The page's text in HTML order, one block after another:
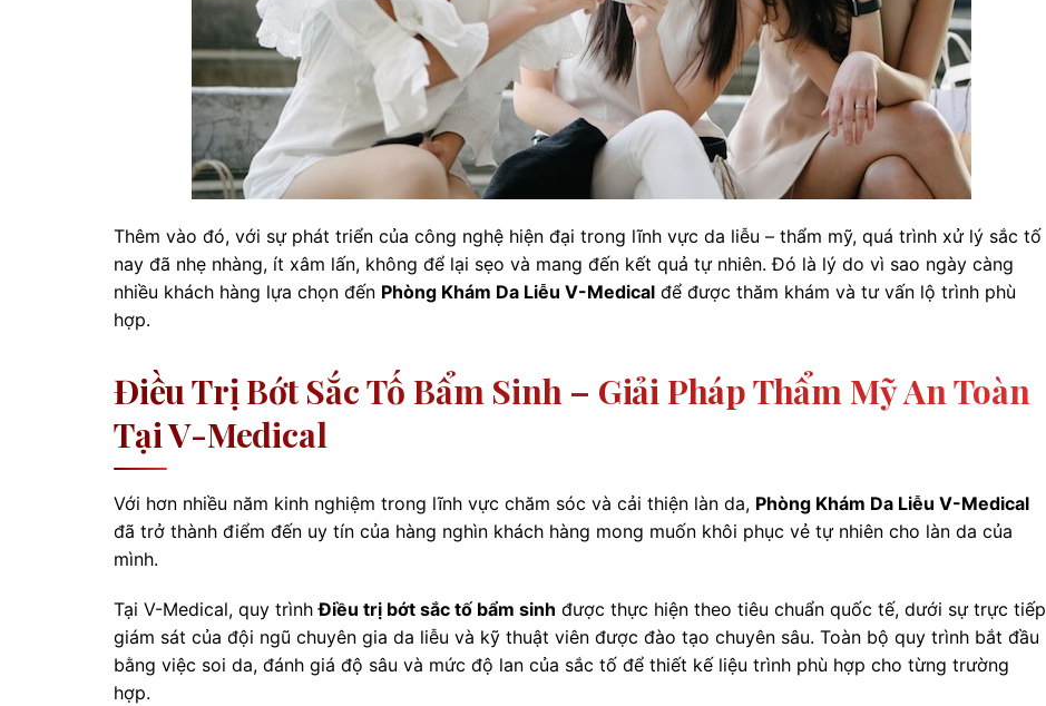
Thêm vào đó, với sự phát triển của công nghệ hiện đại trong lĩnh vực da liễu – thẩm mỹ, quá trình xử lý sắc tố
nay đã nhẹ nhàng, ít xâm lấn, không để lại sẹo và mang đến kết quả tự nhiên. Đó là lý do vì sao ngày càng
nhiều khách hàng lựa chọn đến Phòng Khám Da Liễu V-Medical để được thăm khám và tư vấn lộ trình phù
hợp.
Điều Trị Bớt Sắc Tố Bẩm Sinh – Giải Pháp Thẩm Mỹ An Toàn
Tại V-Medical
Với hơn nhiều năm kinh nghiệm trong lĩnh vực chăm sóc và cải thiện làn da, Phòng Khám Da Liễu V-Medical
đã trở thành điểm đến uy tín của hàng nghìn khách hàng mong muốn khôi phục vẻ tự nhiên cho làn da của
mình.
Tại V-Medical, quy trìnhĐiều trị bớt sắc tố bẩm sinh được thực hiện theo tiêu chuẩn quốc tế, dưới sự trực tiếp
giám sát của đội ngũ chuyên gia da liễu và kỹ thuật viên được đào tạo chuyên sâu. Toàn bộ quy trình bắt đầu
bằng việc soi da, đánh giá độ sâu và mức độ lan của sắc tố để thiết kế liệu trình phù hợp cho từng trường
hợp.